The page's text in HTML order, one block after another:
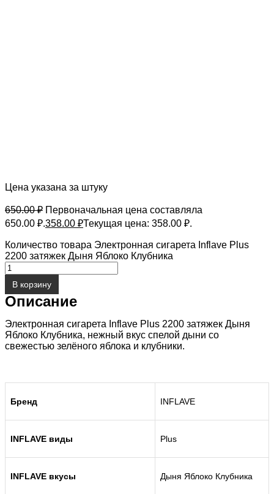
Цена указана за штуку
650.00₽ Первоначальная цена составляла
650.00 ₽.358.00 ₽Текущая цена: 358.00 ₽.
Количество товара Электронная сигарета Inflave Plus
2200 затяжек Дыня Яблоко Клубника
В корзину
Описание
Электронная сигарета Inflave Plus 2200 затяжек Дыня
Яблоко Клубника, нежный вкус спелой дыни со
свежестью зелёного яблока и клубники.
Бренд INFLAVE
INFLAVE виды Plus
INFLAVE вкусы Дыня Яблоко Клубника